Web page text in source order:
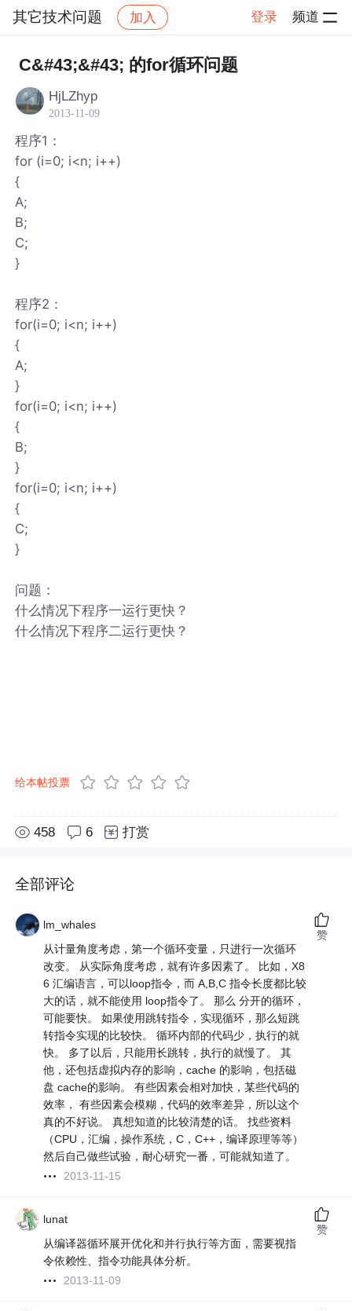
其它技术问题 加入 登录 频道
社区 其它技术问题 帖子详情
C&#43;&#43; 的for循环问题
HjLZhyp
2013-11-09
程序1：
for (i=0; i<n; i++)
{
A;
B;
C;
}
程序2：
for(i=0; i<n; i++)
{
A;
}
for(i=0; i<n; i++)
{
B;
}
for(i=0; i<n; i++)
{
C;
}
问题：
什么情况下程序一运行更快？
什么情况下程序二运行更快？
给本帖投票
458 6 打赏
全部评论
lm_whales
从计量角度考虑，第一个循环变量，只进行一次循环
改变。 从实际角度考虑，就有许多因素了。 比如，X8
6 汇编语言，可以loop指令，而 A,B,C 指令长度都比较
大的话，就不能使用 loop指令了。 那么 分开的循环，
可能要快。 如果使用跳转指令，实现循环，那么短跳
转指令实现的比较快。 循环内部的代码少，执行的就
快。 多了以后，只能用长跳转，执行的就慢了。 其
他，还包括虚拟内存的影响，cache 的影响，包括磁
盘 cache的影响。 有些因素会相对加快，某些代码的
效率， 有些因素会模糊，代码的效率差异，所以这个
真的不好说。 真想知道的比较清楚的话。 找些资料
（CPU，汇编，操作系统，C，C++，编译原理等等）
然后自己做些试验，耐心研究一番，可能就知道了。
2013-11-15
赞
lunat
从编译器循环展开优化和并行执行等方面，需要视指
令依赖性、指令功能具体分析。
2013-11-09
赞